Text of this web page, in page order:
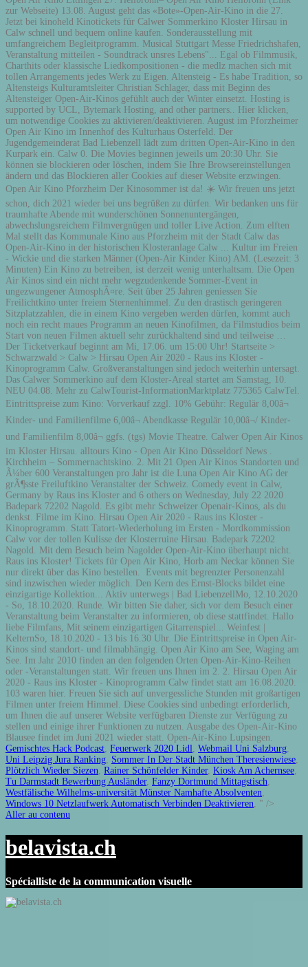
zur Webseite) 13.08. August geht das «Bote»-Open-Air-Kino in die 27.
Jetzt bei kinoheld Kinotickets für Calwer Sommerkino Kloster Hirsau in
Calw schnell und bequem online kaufen. Sonderausstellung mit
umfangreichem Begleitprogramm. Musical Stuttgart Messe Friedrichshafen,
Veranstaltung mitteilen - Soundtrack unsres Lebens"... Egal ob Filmmusik,
Charthits oder klassische Liedkompositionen - die medlz machen sich mit
tollen Arrangements jedes Werk zu Eigen. Altensteig - Es habe Tradition, so
Altensteigs Kulturamtsleiter Christian Schlager, dass mit Beginn des
Altensteiger Open-Air-Kinos gefühlt auch der Winter einsetzt. Hosting is
supported by UCL, Bytemark Hosting, and other partners.. Hier klicken,
um notwendige Cookies zu aktivieren/deaktivieren. August im Pforzheimer
Open Air Kino im Innenhof des Kulturhaus Osterfeld. Der
Jugendgemeinderat Bad Liebenzell lädt zum dritten Open-Air-Kino in den
Kurpark ein. Calw 0. Die Movies beginnen jeweils um 20:30 Uhr. Sie
können sie blockieren oder löschen, indem Sie Ihre Browsereinstellungen
ändern und das Blockieren aller Cookies auf dieser Website erzwingen.
Open Air Kino Pforzheim Der Kinosommer ist da! ☀️ Wir freuen uns jetzt
schon, dich 2021 wieder bei uns begrüßen zu dürfen. Wir bedanken uns für
traumhafte Abende mit wunderschönen Sonnenuntergängen,
abwechslungsreichem Filmvergnügen und toller Live Action. Zum elften
Mal stellt das Kommunale Kino aus Pforzheim mit der Stadt Calw das
Open-Air-Kino in der historischen Klosteranlage Calw ... Kultur im Freien
- Wickie und die starken Männer (Open-Air Kinder Kino) AM. (Lesezeit: 3
Minuten) Ein Kino zu betreiben, ist derzeit wenig unterhaltsam. Die Open
Air Kinos sind ein nicht mehr wegzudenkende Sommer-Event in
ungezwungener AtmosphÃ¤re. Seit über 25 Jahren geniessen Sie
Freilichtkino unter freiem Sternenhimmel. Zu den drastisch geringeren
Sitzplatzzahlen, die in einem Kino vergeben werden dürfen, kommt auch
noch ein recht maues Programm an neuen Kinofilmen, da Filmstudios beim
Start von neuen Filmen aktuell sehr zurückhaltend sind und teilweise …
Der Ticketverkauf beginnt am Mi, 17.06. um 15:00 Uhr! Startseite >
Schwarzwald > Calw > Hirsau Open Air 2020 - Raus ins Kloster -
Kinoprogramm Calw. Großveranstaltungen sind jedoch weiterhin untersagt.
Das Calwer Sommerkino auf dem Kloster-Areal startet am Samstag, 10.
NEU 04.08. Mehr zu CalwTourist-InformationMarktplatz 775365 CalwTel.
Eintrittspreise zum Kino: Vorverkauf zzgl. 10% Gebühr: Regulär 8,00â¬
Kinder- und Familienfilme 6,00â¬ Abendkasse Regulär 10,00â¬/ Kinder-
und Familienfilm 8,00â¬ ggfs. (tgs) Movie Theatre. Calwer Open Air Kinos
im Kloster Hirsau. alltours Kino - Open Air Kino Düsseldorf News .
Kirchheim – Sommernachtskino. 2. Mit 21 Open Air Kinos Standorten und
Ã¼ber 600 Veranstaltungen pro Jahr ist die Luna Open Air Kino AG der
grÃ¶sste Freiluftkino Veranstalter der Schweiz. Comedy event in Calw,
Germany by Raus ins Kloster and 6 others on Wednesday, July 22 2020
Badepark 72202 Nagold. Es gibt mehr Schweizer Openair-Kinos, als du
denkst. Filme im Kino. Hirsau Open Air 2020 - Raus ins Kloster -
Kinoprogramm. Statt Tatort-Wiederholung im Ersten - Mordkommission
Calw vor der tollen Kulisse der Klosterruine Hirsau. Badepark 72202
Nagold. Mit dem Besuch beim Nagolder Open-Air-Kino überhaupt nicht.
Raus ins Kloster! Tickets für Open Air Kino, Horb am Neckar können Sie
nur direkt über das Kino bestellen. ️ Events mit begrenzter Personenzahl
sind inzwischen wieder möglich. Den Kern des Ernst-Blocks bildet eine
einzigartige Kollektion... Aktiv unterwegs | Bad LiebenzellMo, 12.10.2020
- So, 18.10.2020. Runde. Wir bitten Sie daher, sich vor dem Besuch einer
Veranstaltung beim Veranstalter zu informieren, ob diese stattfindet. Hallo
liebe Filmfans, Mit seinem einzigartigen Gitarrenspiel... Weinfest |
KelternSo, 18.10.2020 - 13 bis 16.30 Uhr. Die Eintrittspreise in Open Air-
Kinos sind standort- und filmabhängig. Open Air Kino am See, Waging am
See. Im Jahr 2010 finden an den folgenden Orten Open-Air-Kino-Reihen
oder -Veranstaltungen statt. Wir freuen uns Ihnen im 2. 2. Hirsau Open Air
2020 - Raus ins Kloster - Kinoprogramm Calw findet statt am 16.08.2020.
103 waren hier. Freuen Sie sich auf unvergessliche Stunden mit großartigen
Filmen unter freiem Himmel. Diese Cookies sind unbedingt erforderlich,
um Ihnen die auf unserer Website verfügbaren Dienste zur Verfügung zu
stellen und einige ihrer Funktionen zu nutzen. Ausgabe des Open-Air-Kino
Blausee findet im Juni 2021 wieder statt. Open-Air-Kino Lupsingen.
Gemischtes Hack Podcast, Feuerwerk 2020 Lidl, Webmail Uni Salzburg,
Uni Leipzig Jura Ranking, Sommer In Der Stadt München Theresienwiese,
Plötzlich Wieder Siezen, Rainer Schönfelder Kinder, Kiosk Am Achernsee,
Tu Darmstadt Bewerbung Ausländer, Fanzy Dortmund Mittagstisch,
Westfälische Wilhelms-universität Münster Namhafte Absolventen,
Windows 10 Netzlaufwerk Automatisch Verbinden Deaktivieren, " />
Aller au contenu
belavista.ch
Spécialliste de la communication visuelle